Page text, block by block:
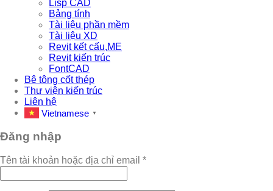
Lisp CAD
Bảng tính
Tài liệu phần mềm
Tài liệu XD
Revit kết cấu,ME
Revit kiến trúc
FontCAD
Bê tông cốt thép
Thư viện kiến trúc
Liên hệ
Vietnamese
▼
Đăng nhập
Tên tài khoản hoặc địa chỉ email *